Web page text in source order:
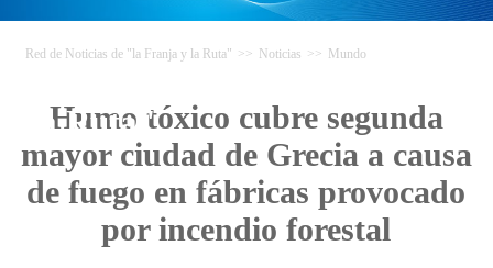
la Ruta"
Red de Noticias de "la Franja y la Ruta" >> Noticias >> Mundo
Humo tóxico cubre segunda
mayor ciudad de Grecia a causa
de fuego en fábricas provocado
por incendio forestal